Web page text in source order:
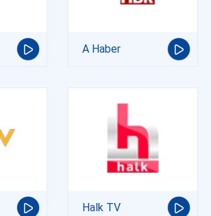
A Haber
Halk TV